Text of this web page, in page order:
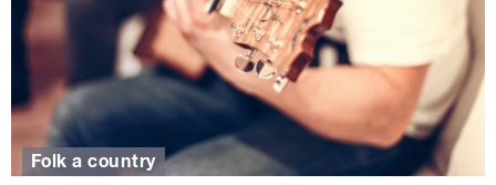
Folk a country